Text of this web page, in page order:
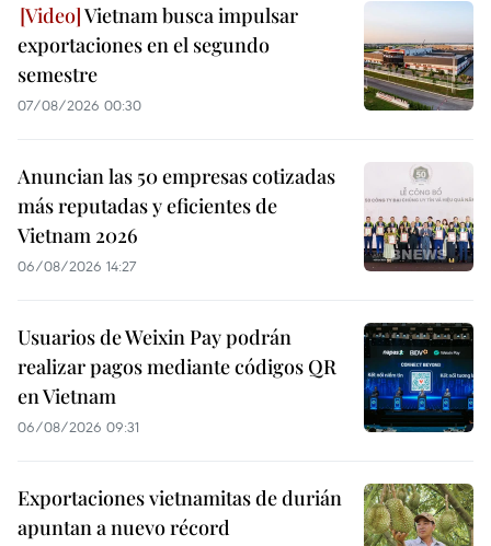
Vietnam busca impulsar
exportaciones en el segundo
semestre
07/08/2026 00:30
Anuncian las 50 empresas cotizadas
más reputadas y eficientes de
Vietnam 2026
06/08/2026 14:27
Usuarios de Weixin Pay podrán
realizar pagos mediante códigos QR
en Vietnam
06/08/2026 09:31
Exportaciones vietnamitas de durián
apuntan a nuevo récord